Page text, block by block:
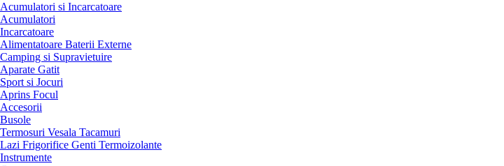
Acumulatori si Incarcatoare
Acumulatori
Incarcatoare
Alimentatoare Baterii Externe
Camping si Supravietuire
Aparate Gatit
Sport si Jocuri
Aprins Focul
Accesorii
Busole
Termosuri Vesala Tacamuri
Lazi Frigorifice Genti Termoizolante
Instrumente